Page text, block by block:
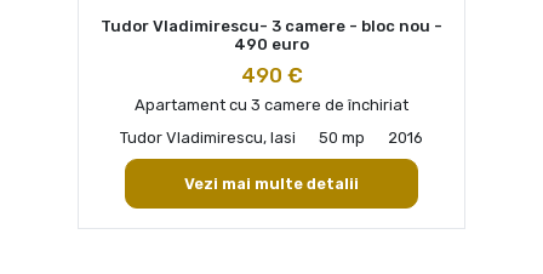
Tudor Vladimirescu- 3 camere - bloc nou -
490 euro
490 €
Apartament cu 3 camere de închiriat
Tudor Vladimirescu, Iasi
50 mp 2016
Vezi mai multe detalii